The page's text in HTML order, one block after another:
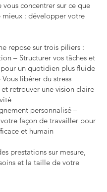
concentrer sur ce que
mieux : développer votre
repose sur trois piliers :
– Structurer vos tâches et
un quotidien plus fluide
libérer du stress
retrouver une vision claire
personnalisé –
façon de travailler pour
et humain
prestations sur mesure,
et la taille de votre